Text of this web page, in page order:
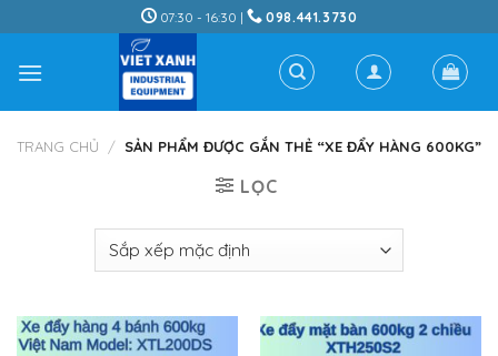
to
content
07:30 - 16:30 | 098.441.3730
TRANG CHỦ / SẢN PHẨM ĐƯỢC GẮN THẺ “XE ĐẨY HÀNG 600KG”
LỌC